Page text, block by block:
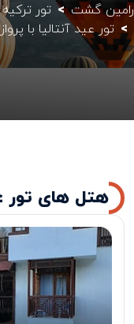
رامین گشت تور ترکیه
تور عید آنتالیا با
هتل های تور